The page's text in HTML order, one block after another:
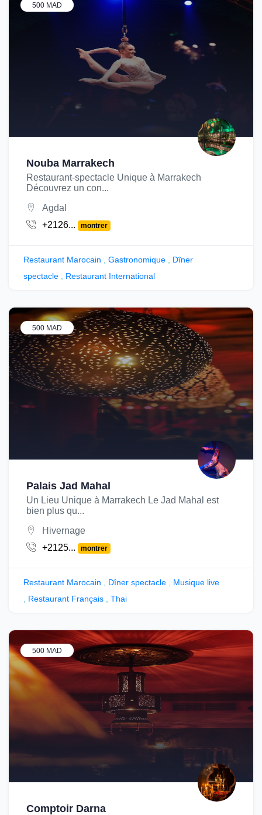
500 MAD
Nouba Marrakech
Restaurant-spectacle Unique à Marrakech
Découvrez un con...
Agdal
+2126...
montrer
Restaurant Marocain Gastronomique
Dîner
spectacle
Restaurant International
500 MAD
Palais Jad Mahal
Un Lieu Unique à Marrakech Le Jad Mahal est
bien plus qu...
Hivernage
+2125...
montrer
Restaurant Marocain Dîner spectacle
Musique live
Restaurant Français Thai
500 MAD
Comptoir Darna